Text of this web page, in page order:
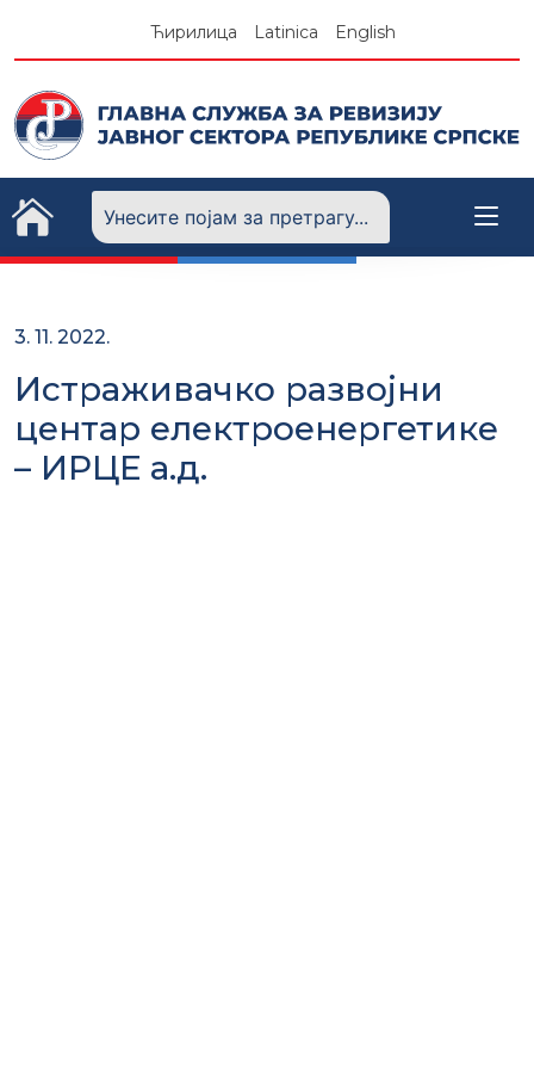
Ћирилица Latinica English
3. 11. 2022.
Истраживачко развојни
центар електроенергетике
– ИРЦЕ а.д.